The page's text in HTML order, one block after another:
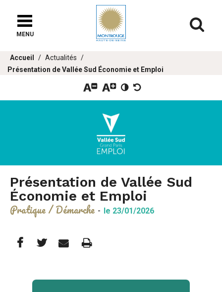
chat
MENU
Vous
êtes
Accueil
Actualités
Présentation de Vallée Sud Économie et Emploi
Présentation de Vallée Sud
Économie et Emploi
Pratique / Démarche - le 23/01/2026
Partager
page
Partager
page
Partager
page
Imprimer